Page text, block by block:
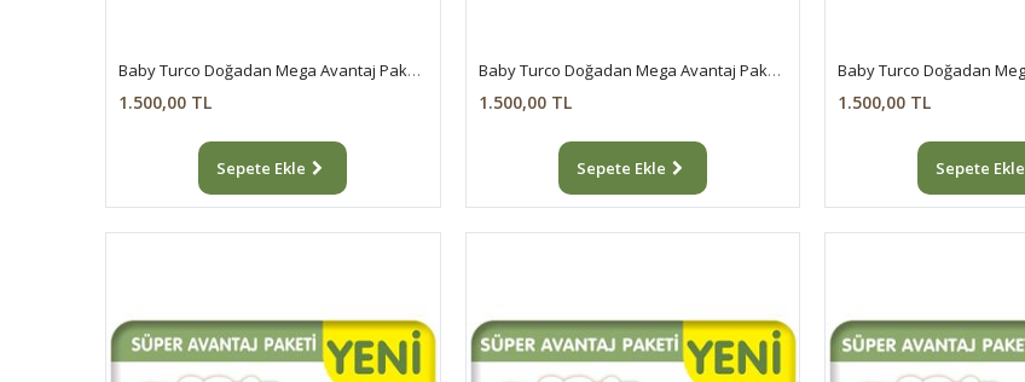
Baby Turco Doğadan Mega Avantaj Paketi Pofuduk Bebek Bezi 7 Numara Xxlarge 144 Adet
1.500,00 TL
Sepete Ekle
Baby Turco Doğadan Mega Avantaj Paketi Pofuduk Külot Bez 4 Numara Maxi 300 Adet
1.500,00 TL
Sepete Ekle
1.500,00 TL
Sepete Ekle